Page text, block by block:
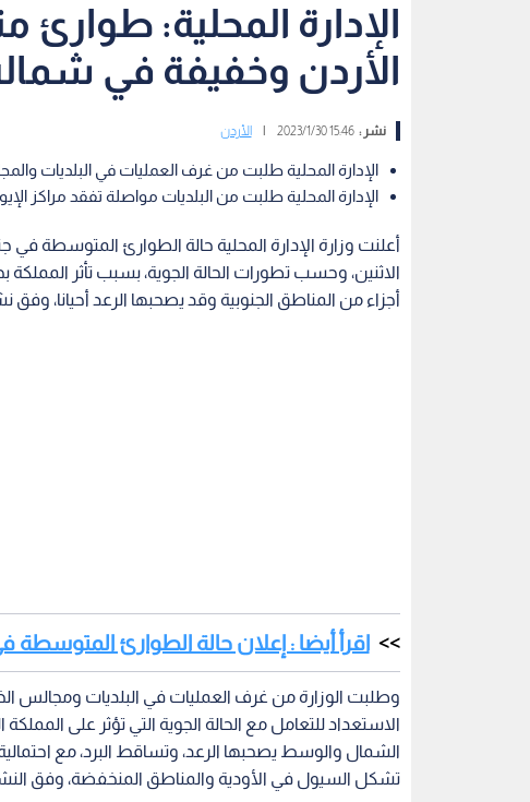
الإدارة المحلية:
الأردن وخفيفة في
نشر :15:46 2023/1/30 الأردن
الإدارة المحلية طلبت من غرف العمليات في البلديات
الإدارة المحلية طلبت من البلديات مواصلة تفقد مراكز
أعلنت وزارة الإدارة المحلية حالة الطوارئ المتوسطة
الاثنين، وحسب تطورات الحالة الجوية، بسبب تأثر المملكة
أجزاء من المناطق الجنوبية وقد يصحبها الرعد أحيانا، وفق
اقرأ أيضا : إعلان حالة الطوارئ المتوسطة
وطلبت الوزارة من غرف العمليات في البلديات ومجالس
الاستعداد للتعامل مع الحالة الجوية التي تؤثر على
الشمال والوسط يصحبها الرعد، وتساقط البرد، مع
تشكل السيول في الأودية والمناطق المنخفضة، وفق